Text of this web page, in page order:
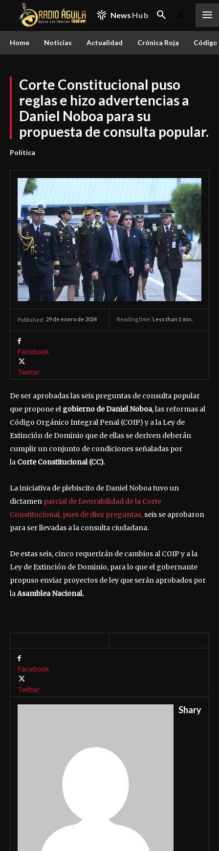
News Hub
Home Noticias Actualidad Crónica Roja
Corte Constitucional puso
reglas e hizo advertencias a
Daniel Noboa para su
propuesta de consulta popular.
Política
Published: 29 de enero de 2024 Reading time: Less than 1 min.
Facebook
Twitter
De ser aprobadas las seis preguntas de consulta popular
que propone el gobierno de Daniel Noboa, las reformas al
Código Orgánico Integral Penal (COIP) y a la Ley de
Extinción de Dominio que de ellas se deriven deberán
cumplir un conjunto de condiciones señaladas por
la Corte Constitucional (CC).
La iniciativa de plebiscito de Daniel Noboa tuvo un
dictamen parcial de favorabilidad de la Corte
Constitucional, pues de diez preguntas, seis se aprobaron
para ser llevadas a la consulta ciudadana.
De estas seis, cinco requerirán de cambios al COIP y a la
Ley de Extinción de Dominio, para lo que el gobernante
propuso enviar proyectos de ley que serán aprobados por
la Asamblea Nacional.
Facebook
Twitter
Shary